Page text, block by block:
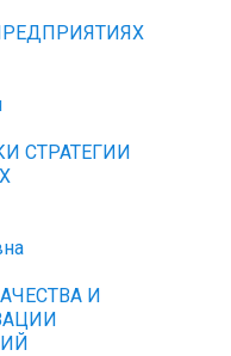
СТРАТЕГИИ
И